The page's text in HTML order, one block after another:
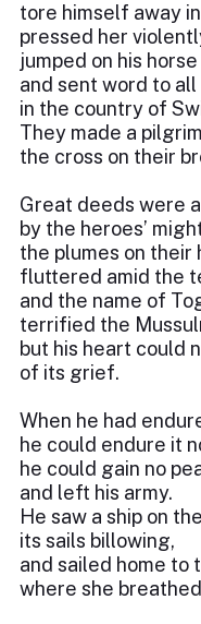
tore himself away
pressed her
jumped on his horse
and sent word to all
in the country of
They made a
the cross on their
Great deeds were
by the heroes’
the plumes on their
fluttered amid the
and the name of
terrified the
but his heart could
of its grief.
When he had
he could endure it
he could gain no
and left his army.
He saw a ship on
its sails billowing,
and sailed home to
where she